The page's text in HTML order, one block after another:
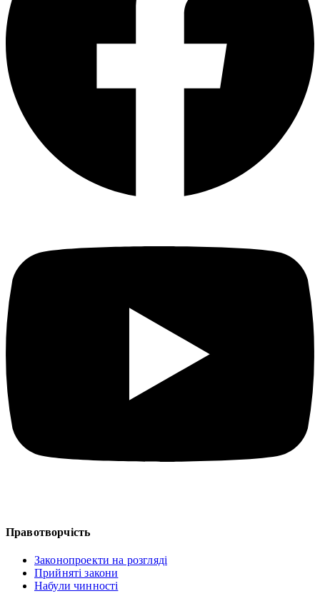
Правотворчість
Законопроекти на розгляді
Прийняті закони
Набули чинності